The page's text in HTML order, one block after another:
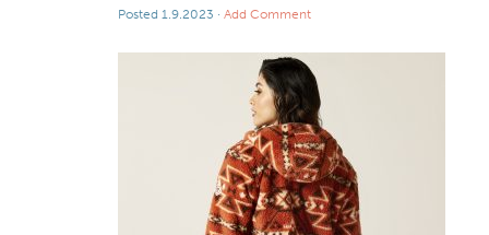
Posted 1.9.2023 · Add Comment